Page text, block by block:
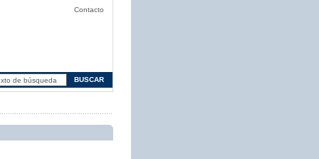
Contacto